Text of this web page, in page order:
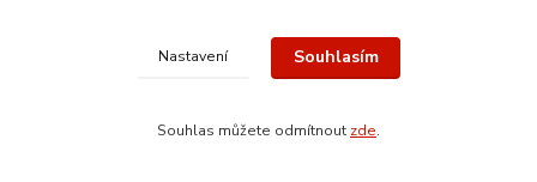
Nastavení Souhlasím
Souhlas můžete odmítnout zde.